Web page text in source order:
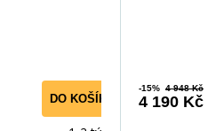
DO KOŠÍKU
-15% 4 948 Kč
4 190 Kč